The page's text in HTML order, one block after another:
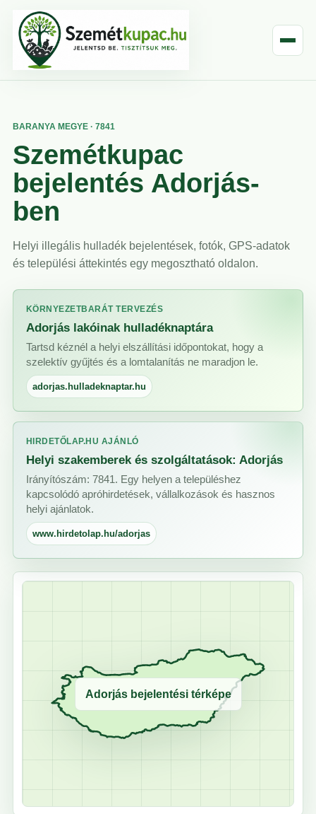
BARANYA MEGYE · 7841
Szemétkupac
bejelentés Adorjás-
ben
Helyi illegális hulladék bejelentések, fotók, GPS-adatok
és települési áttekintés egy megosztható oldalon.
KÖRNYEZETBARÁT TERVEZÉS
Adorjás lakóinak hulladéknaptára
Tartsd kéznél a helyi elszállítási időpontokat, hogy a
szelektív gyűjtés és a lomtalanítás ne maradjon le.
adorjas.hulladeknaptar.hu
HIRDETŐLAP.HU AJÁNLÓ
Helyi szakemberek és szolgáltatások: Adorjás
Irányítószám: 7841. Egy helyen a településhez
kapcsolódó apróhirdetések, vállalkozások és hasznos
helyi ajánlatok.
www.hirdetolap.hu/adorjas
Adorjás bejelentési térképe